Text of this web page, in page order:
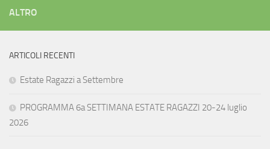
ALTRO
ARTICOLI RECENTI
Estate Ragazzi a Settembre
PROGRAMMA 6a SETTIMANA ESTATE RAGAZZI 20-24 luglio
2026